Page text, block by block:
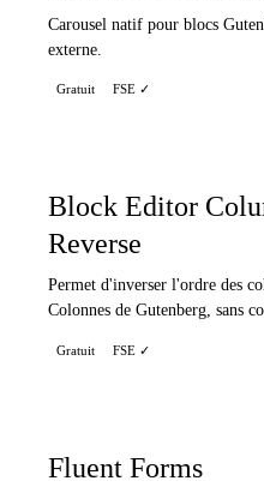
Carousel natif pour blocs
externe.
Gratuit FSE ✓
Block Editor
Reverse
Permet d'inverser l'ordre des
Colonnes de Gutenberg, sans
Gratuit FSE ✓
Fluent Forms